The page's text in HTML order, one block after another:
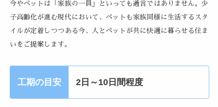
今やペットは「家族の一員」といっても過言ではありません。少
子高齢化が進む現代において、ペットも家族同様に生活するスタ
イルが定着しつつある今、人とペットが共に快適に暮らせる住ま
いをご提案します。
工期の目安 2日～10日間程度